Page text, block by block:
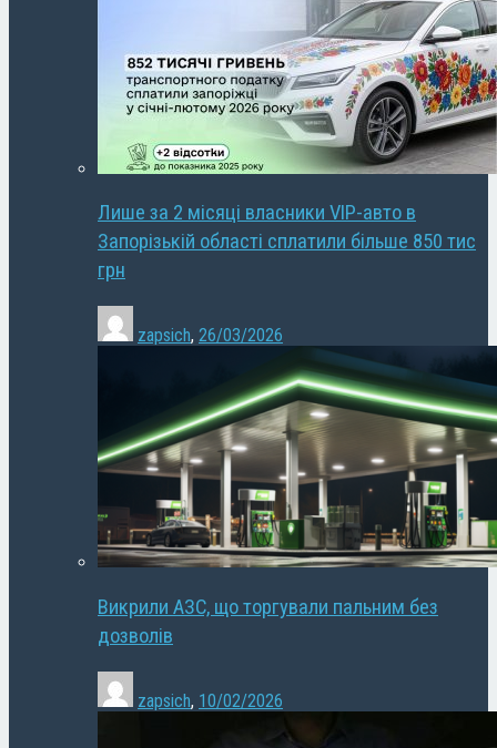
Лише за 2 місяці власники VIP-авто в
Запорізькій області сплатили більше 850 тис
грн
zapsich, 26/03/2026
Викрили АЗС, що торгували пальним без
дозволів
zapsich, 10/02/2026